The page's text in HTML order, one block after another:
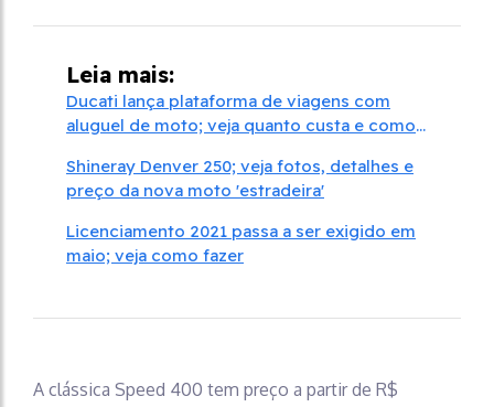
Leia mais:
Ducati lança plataforma de viagens com
aluguel de moto; veja quanto custa e como
Shineray Denver 250; veja fotos, detalhes e
preço da nova moto 'estradeira'
Licenciamento 2021 passa a ser exigido em
maio; veja como fazer
A clássica Speed 400 tem preço a partir de R$